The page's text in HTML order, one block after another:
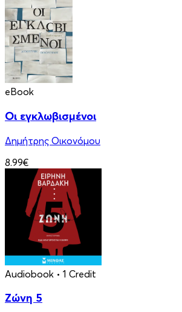
eBook
Οι εγκλωβισμένοι
Δημήτρης Οικονόμου
8.99€
Audiobook • 1 Credit
Ζώνη 5